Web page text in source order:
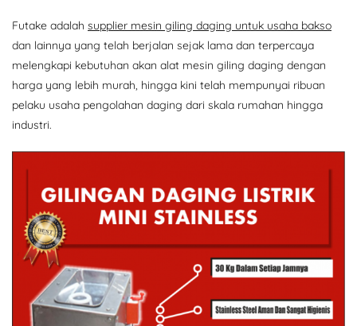
Futake adalah supplier mesin giling daging untuk usaha bakso
dan lainnya yang telah berjalan sejak lama dan terpercaya
melengkapi kebutuhan akan alat mesin giling daging dengan
harga yang lebih murah, hingga kini telah mempunyai ribuan
pelaku usaha pengolahan daging dari skala rumahan hingga
industri.